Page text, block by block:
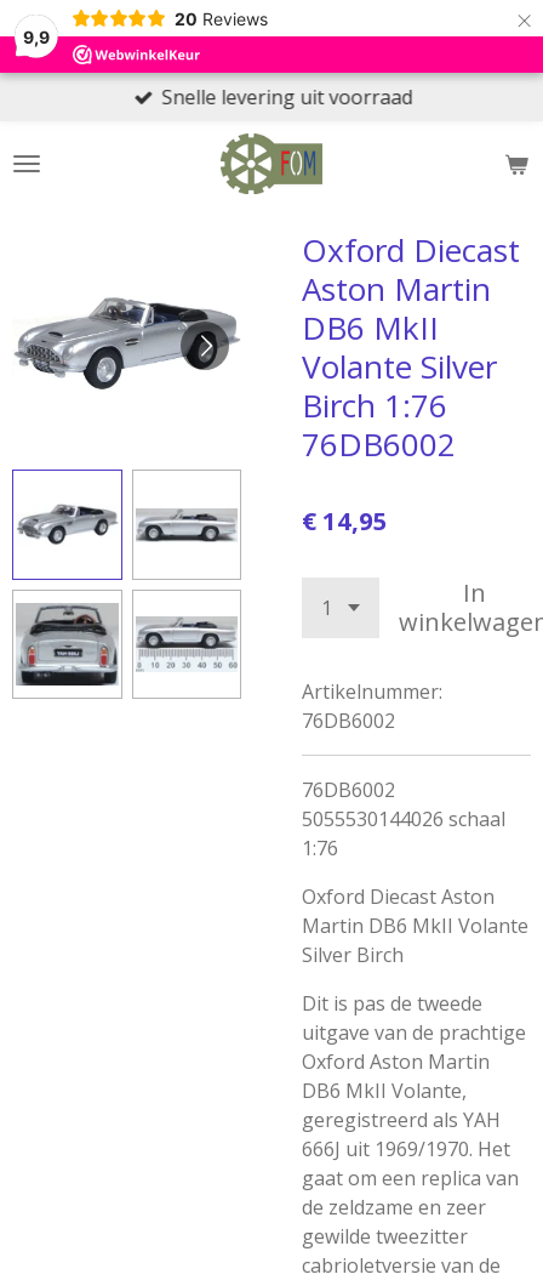
9,9
20 Reviews ×
Snelle levering uit voorraad
Oxford Diecast
Aston Martin
DB6 MkII
Volante Silver
Birch 1:76
76DB6002
€ 14,95
In
Artikelnummer:
76DB6002
76DB6002
5055530144026 schaal
1:76
Oxford Diecast Aston
Martin DB6 MkII Volante
Silver Birch
Dit is pas de tweede
uitgave van de prachtige
Oxford Aston Martin
DB6 MkII Volante,
geregistreerd als YAH
666J uit 1969/1970. Het
gaat om een replica van
de zeldzame en zeer
gewilde tweezitter
cabrioletversie van de